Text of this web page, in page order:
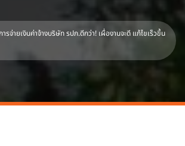
รจ่ายเงินค่าจ้างบริษัท รปภ.ดีกว่า! เผื่องานจะดี แก้ไขเร็วขึ้น